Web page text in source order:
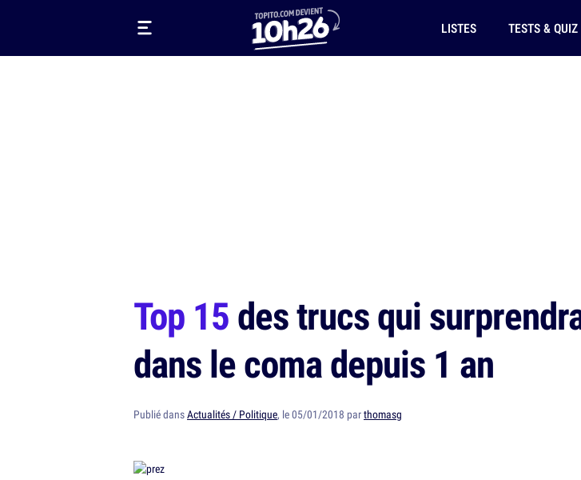
LISTES TESTS & QUIZ
Top 15des trucs qui
dans le coma depuis 1 an
Publié dansActualités / Politique, le 05/01/2018 parthomasg